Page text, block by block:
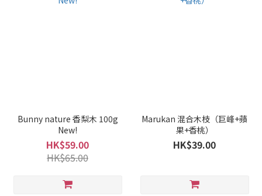
Bunny nature 香梨木 100g
New!
HK$59.00
HK$65.00
Marukan 混合木枝（巨峰+蘋
果+香桃）
HK$39.00